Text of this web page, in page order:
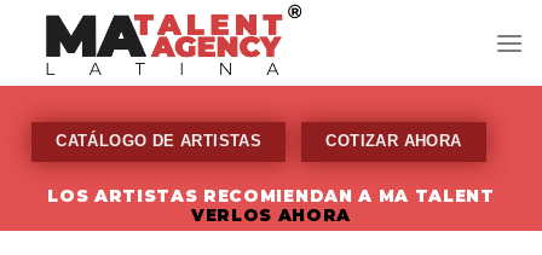
content
CATÁLOGO DE ARTISTAS COTIZAR AHORA
LOS ARTISTAS RECOMIENDAN A MA TALENT
VERLOS AHORA